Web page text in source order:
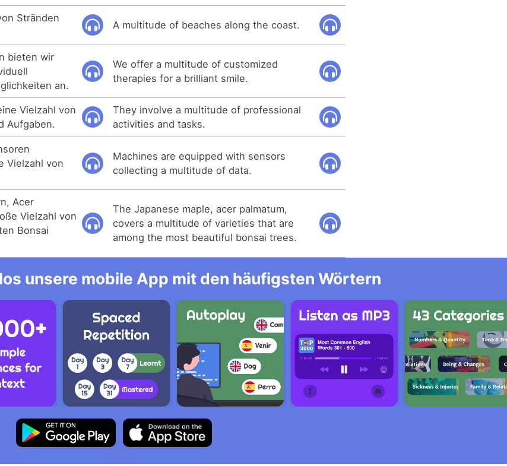
Stränden
A multitude of beaches along the coast.
bieten wir
an.
We offer a multitude of customized
therapies for a brilliant smile.
Vielzahl von
Aufgaben.
They involve a multitude of professional
activities and tasks.
Vielzahl von
Machines are equipped with sensors
collecting a multitude of data.
Acer
Vielzahl von
Bonsai
The Japanese maple, acer palmatum,
covers a multitude of varieties that are
among the most beautiful bonsai trees.
unsere mobile App mit den häufigsten Wörtern